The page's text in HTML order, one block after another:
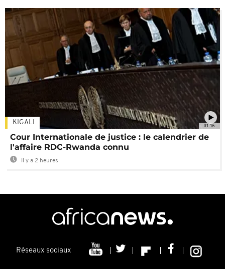
01:16
KIGALI
Cour Internationale de justice : le calendrier de
l'affaire RDC-Rwanda connu
Il y a 2 heures
Réseaux sociaux